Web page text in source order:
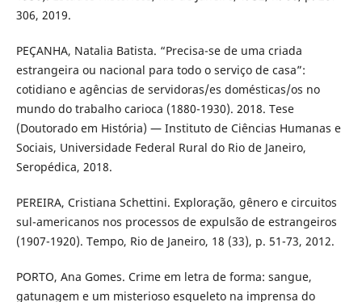
306, 2019.
PEÇANHA, Natalia Batista. “Precisa-se de uma criada
estrangeira ou nacional para todo o serviço de casa”:
cotidiano e agências de servidoras/es domésticas/os no
mundo do trabalho carioca (1880-1930). 2018. Tese
(Doutorado em História) — Instituto de Ciências Humanas e
Sociais, Universidade Federal Rural do Rio de Janeiro,
Seropédica, 2018.
PEREIRA, Cristiana Schettini. Exploração, gênero e circuitos
sul-americanos nos processos de expulsão de estrangeiros
(1907-1920). Tempo, Rio de Janeiro, 18 (33), p. 51-73, 2012.
PORTO, Ana Gomes. Crime em letra de forma: sangue,
gatunagem e um misterioso esqueleto na imprensa do